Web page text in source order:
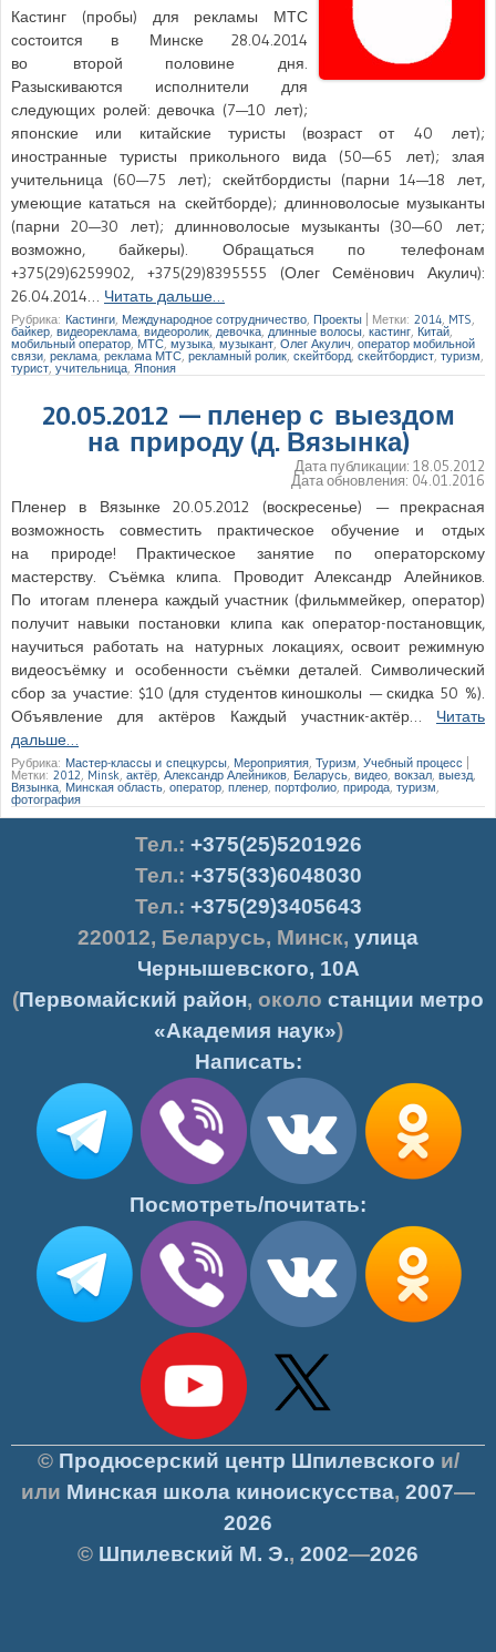
Кастинг (пробы) для рекламы МТС
состоится в Минске 28.04.2014
во второй половине дня.
Разыскиваются исполнители для
следующих ролей: девочка (7—10 лет);
японские или китайские туристы (возраст от 40 лет);
иностранные туристы прикольного вида (50—65 лет); злая
учительница (60—75 лет); скейтбордисты (парни 14—18 лет,
умеющие кататься на скейтборде); длинноволосые музыканты
(парни 20—30 лет); длинноволосые музыканты (30—60 лет;
возможно, байкеры). Обращаться по телефонам
+375(29)6259902, +375(29)8395555 (Олег Семёнович Акулич):
26.04.2014… Читать дальше…
Рубрика: Кастинги Международное сотрудничество Проекты Метки: 2014 MTS
байкер видеореклама видеоролик девочка длинные волосы ,кастинг Китай
мобильный оператор МТС, музыка ,музыкант, Олег Акулич оператор мобильной
связи реклама, реклама МТС, рекламный ролик скейтборд, скейтбордист туризм
турист, учительница Япония
20.05.2012 — пленер с выездом
на природу (д. Вязынка)
Дата публикации: 18.05.2012
Дата обновления: 04.01.2016
Пленер в Вязынке 20.05.2012 (воскресенье) — прекрасная
возможность совместить практическое обучение и отдых
на природе! Практическое занятие по операторскому
мастерству. Съёмка клипа. Проводит Александр Алейников.
По итогам пленера каждый участник (фильммейкер, оператор)
получит навыки постановки клипа как оператор-постановщик,
научиться работать на натурных локациях, освоит режимную
видеосъёмку и особенности съёмки деталей. Символический
сбор за участие: $10 (для студентов киношколы — скидка 50 %).
Объявление для актёров Каждый участник-актёр… Читать
дальше…
Рубрика: Мастер-классы и спецкурсы Мероприятия Туризм Учебный процесс
Метки: 2012 Minsk актёр Александр Алейников Беларусь видео вокзал выезд
Вязынка Минская область оператор пленер портфолио природа туризм
фотография
Тел.: +375(25)5201926
Тел.: +375(33)6048030
Тел.: +375(29)3405643
220012, Беларусь, Минск, улица
Чернышевского, 10А
(Первомайский район, около станции метро
«Академия наук»)
Написать:
Посмотреть/почитать:
© Продюсерский центр Шпилевского и/
или Минская школа киноискусства, 2007—
2026
© Шпилевский М. Э., 2002—2026